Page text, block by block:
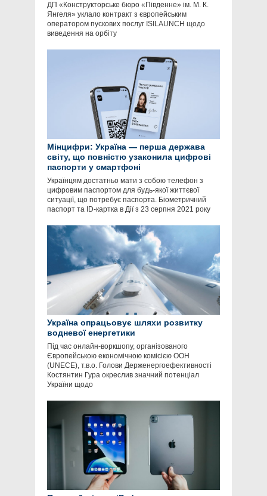
ДП «Конструкторське бюро «Південне» ім. М. К.
Янгеля» уклало контракт з європейським
оператором пускових послуг ISILAUNCH щодо
виведення на орбіту
Мінцифри: Україна — перша держава
світу, що повністю узаконила цифрові
паспорти у смартфоні
Українцям достатньо мати з собою телефон з
цифровим паспортом для будь-якої життєвої
ситуації, що потребує паспорта. Біометричний
паспорт та ID-картка в Дії з 23 серпня 2021 року
Україна опрацьовує шляхи розвитку
водневої енергетики
Під час онлайн-воркшопу, організованого
Європейською економічною комісією ООН
(UNECE), т.в.о. Голови Держенергоефективності
Костянтин Гура окреслив значний потенціал
України щодо